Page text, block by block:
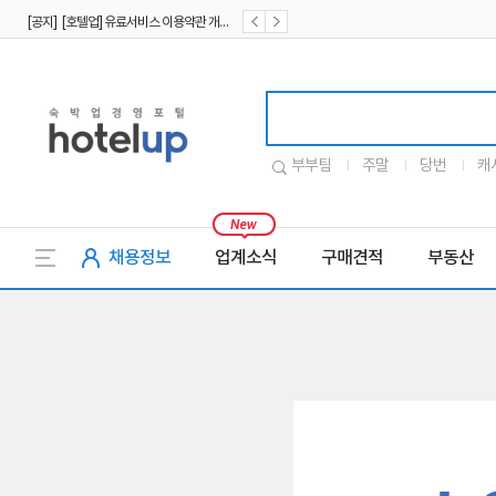
부부팀 주말 당번 캐
채용정보 업계소식 구매견적 부동산